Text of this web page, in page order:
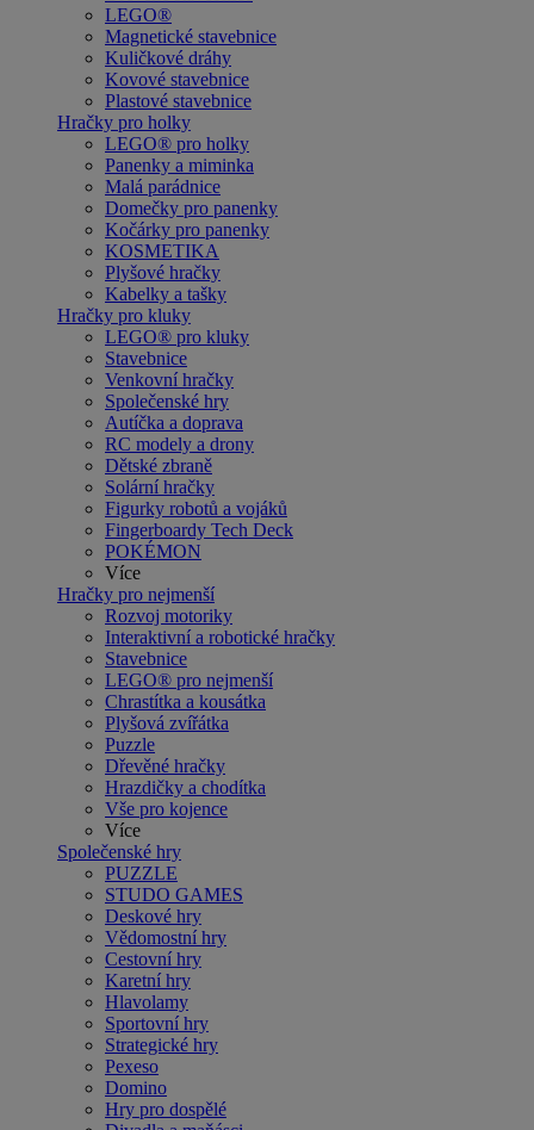
LEGO®
Magnetické stavebnice
Kuličkové dráhy
Kovové stavebnice
Plastové stavebnice
Hračky pro holky
LEGO® pro holky
Panenky a miminka
Malá parádnice
Domečky pro panenky
Kočárky pro panenky
KOSMETIKA
Plyšové hračky
Kabelky a tašky
Hračky pro kluky
LEGO® pro kluky
Stavebnice
Venkovní hračky
Společenské hry
Autíčka a doprava
RC modely a drony
Dětské zbraně
Solární hračky
Figurky robotů a vojáků
Fingerboardy Tech Deck
POKÉMON
Více
Hračky pro nejmenší
Rozvoj motoriky
Interaktivní a robotické hračky
Stavebnice
LEGO® pro nejmenší
Chrastítka a kousátka
Plyšová zvířátka
Puzzle
Dřevěné hračky
Hrazdičky a chodítka
Vše pro kojence
Více
Společenské hry
PUZZLE
STUDO GAMES
Deskové hry
Vědomostní hry
Cestovní hry
Karetní hry
Hlavolamy
Sportovní hry
Strategické hry
Pexeso
Domino
Hry pro dospělé